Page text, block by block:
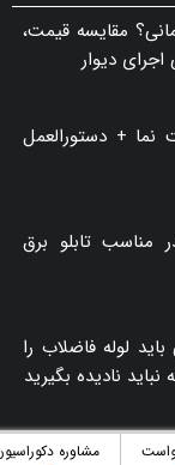
مشاوره دکوراسیون
مقایسه قیمت،
دیوار
+ دستورالعمل
مناسب تابلو برق
لوله فاضلاب را